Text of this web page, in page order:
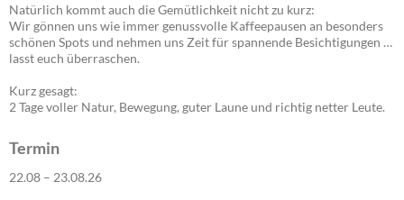
Natürlich kommt auch die Gemütlichkeit nicht zu kurz:
Wir gönnen uns wie immer genussvolle Kaffeepausen an besonders
schönen Spots und nehmen uns Zeit für spannende Besichtigungen …
lasst euch überraschen.
Kurz gesagt:
2 Tage voller Natur, Bewegung, guter Laune und richtig netter Leute.
Termin
22.08 – 23.08.26